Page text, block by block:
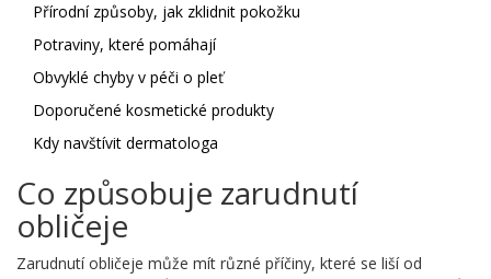
Přírodní způsoby, jak zklidnit pokožku
Potraviny, které pomáhají
Obvyklé chyby v péči o pleť
Doporučené kosmetické produkty
Kdy navštívit dermatologa
Co způsobuje zarudnutí
obličeje
Zarudnutí obličeje může mít různé příčiny, které se liší od